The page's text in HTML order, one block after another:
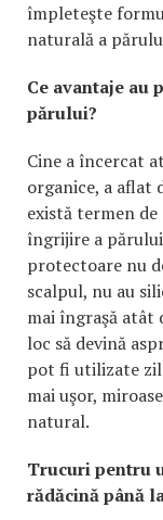
împleteşte
naturală a
Ce avantaje au
părului?
Cine a încercat
organice, a aflat
există termen
îngrijire a
protectoare nu
scalpul, nu au
mai îngraşă atât
loc să devină
pot fi utilizate
mai uşor,
natural.
Trucuri pentru
rădăcină până